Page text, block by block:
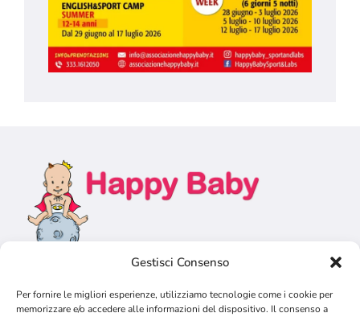
Gestisci Consenso
Per fornire le migliori esperienze, utilizziamo tecnologie come i cookie per
memorizzare e/o accedere alle informazioni del dispositivo. Il consenso a